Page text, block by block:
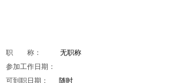
职 称：
无职称
参加工作日期：
可到职日期：
随时